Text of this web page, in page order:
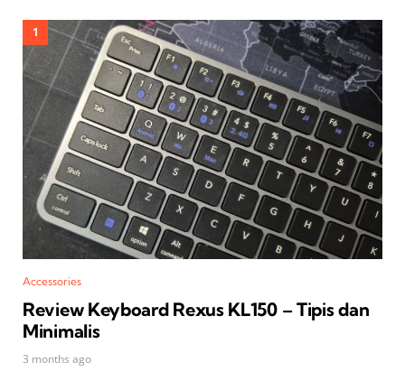
Accessories
Review Keyboard Rexus KL150 – Tipis dan
Minimalis
3 months ago